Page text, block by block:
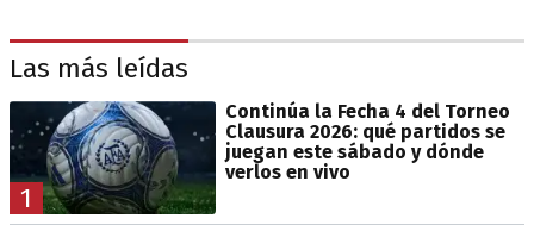
Las más leídas
1
Continúa la Fecha 4 del Torneo
Clausura 2026: qué partidos se
juegan este sábado y dónde
verlos en vivo